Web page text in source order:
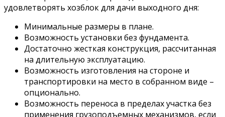
удовлетворять хозблок для дачи выходного дня:
Минимальные размеры в плане.
Возможность установки без фундамента.
Достаточно жесткая конструкция, рассчитанная
на длительную эксплуатацию.
Возможность изготовления на стороне и
транспортировки на место в собранном виде –
опционально.
Возможность переноса в пределах участка без
применения грузоподъемных механизмов, если